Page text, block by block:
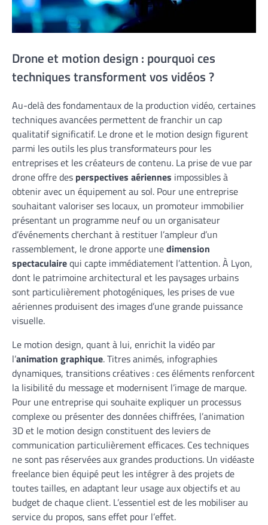
Drone et motion design : pourquoi ces
techniques transforment vos vidéos ?
Au-delà des fondamentaux de la production vidéo, certaines
techniques avancées permettent de franchir un cap
qualitatif significatif. Le drone et le motion design figurent
parmi les outils les plus transformateurs pour les
entreprises et les créateurs de contenu. La prise de vue par
drone offre des perspectives aériennes impossibles à
obtenir avec un équipement au sol. Pour une entreprise
souhaitant valoriser ses locaux, un promoteur immobilier
présentant un programme neuf ou un organisateur
d’événements cherchant à restituer l’ampleur d’un
rassemblement, le drone apporte unedimension
spectaculairequi capte immédiatement l’attention. À Lyon,
dont le patrimoine architectural et les paysages urbains
sont particulièrement photogéniques, les prises de vue
aériennes produisent des images d’une grande puissance
visuelle.
Le motion design, quant à lui, enrichit la vidéo par
l’animation graphique. Titres animés, infographies
dynamiques, transitions créatives : ces éléments renforcent
la lisibilité du message et modernisent l’image de marque.
Pour une entreprise qui souhaite expliquer un processus
complexe ou présenter des données chiffrées, l’animation
3D et le motion design constituent des leviers de
communication particulièrement efficaces. Ces techniques
ne sont pas réservées aux grandes productions. Un vidéaste
freelance bien équipé peut les intégrer à des projets de
toutes tailles, en adaptant leur usage aux objectifs et au
budget de chaque client. L’essentiel est de les mobiliser au
service du propos, sans effet pour l’effet.